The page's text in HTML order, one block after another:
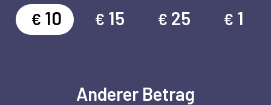
€ 10 € 15 € 25 € 1
Anderer Betrag